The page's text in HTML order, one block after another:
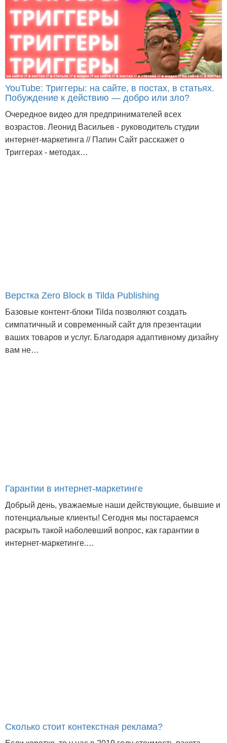
YouTube: Триггеры: на сайте, в постах, в статьях.
Побуждение к действию — добро или зло?
Очередное видео для предпринимателей всех
возрастов. Леонид Васильев - руководитель студии
интернет-маркетинга // Папин Сайт расскажет о
Триггерах - методах…
Верстка Zero Block в Tilda Publishing
Базовые контент-блоки Tilda позволяют создать
симпатичный и современный сайт для презентации
ваших товаров и услуг. Благодаря адаптивному дизайну
вам не…
Гарантии в интернет-маркетинге
Добрый день, уважаемые наши действующие, бывшие и
потенциальные клиенты! Сегодня мы постараемся
раскрыть такой наболевший вопрос, как гарантии в
интернет-маркетинге.…
Сколько стоит контекстная реклама?